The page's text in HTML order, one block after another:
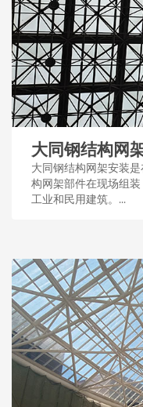
大同钢结构网
大同钢结构网架安装
构网架部件在现场组
工业和民用建筑。...